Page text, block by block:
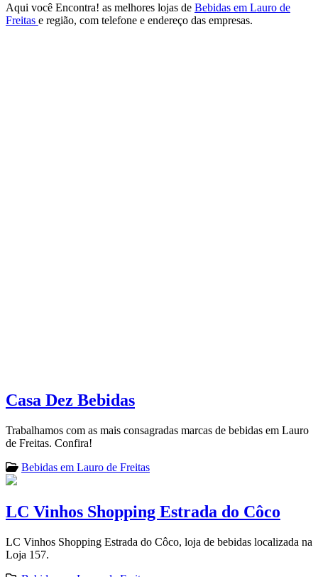
Aqui você Encontra! as melhores lojas de Bebidas em Lauro de
Freitas e região, com telefone e endereço das empresas.
Casa Dez Bebidas
Trabalhamos com as mais consagradas marcas de bebidas em Lauro
de Freitas. Confira!
Bebidas em Lauro de Freitas
LC Vinhos Shopping Estrada do Côco
LC Vinhos Shopping Estrada do Côco, loja de bebidas localizada na
Loja 157.